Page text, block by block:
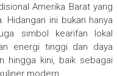
Amerika Barat yang
Hidangan ini bukan hanya
simbol kearifan lokal
energi tinggi dan daya
hingga kini, baik sebagai
modern.